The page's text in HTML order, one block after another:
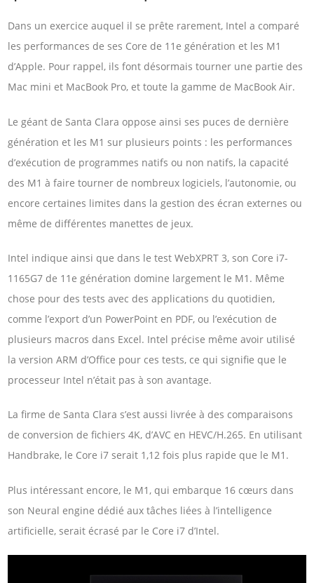
Dans un exercice auquel il se prête rarement, Intel a comparé
les performances de ses Core de 11e génération et les M1
d’Apple. Pour rappel, ils font désormais tourner une partie des
Mac mini et MacBook Pro, et toute la gamme de MacBook Air.
Le géant de Santa Clara oppose ainsi ses puces de dernière
génération et les M1 sur plusieurs points : les performances
d’exécution de programmes natifs ou non natifs, la capacité
des M1 à faire tourner de nombreux logiciels, l’autonomie, ou
encore certaines limites dans la gestion des écran externes ou
même de différentes manettes de jeux.
Intel indique ainsi que dans le test WebXPRT 3, son Core i7-
1165G7 de 11e génération domine largement le M1. Même
chose pour des tests avec des applications du quotidien,
comme l’export d’un PowerPoint en PDF, ou l’exécution de
plusieurs macros dans Excel. Intel précise même avoir utilisé
la version ARM d’Office pour ces tests, ce qui signifie que le
processeur Intel n’était pas à son avantage.
La firme de Santa Clara s’est aussi livrée à des comparaisons
de conversion de fichiers 4K, d’AVC en HEVC/H.265. En utilisant
Handbrake, le Core i7 serait 1,12 fois plus rapide que le M1.
Plus intéressant encore, le M1, qui embarque 16 cœurs dans
son Neural engine dédié aux tâches liées à l’intelligence
artificielle, serait écrasé par le Core i7 d’Intel.